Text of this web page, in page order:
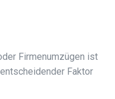
Firmenumzügen ist
Faktor